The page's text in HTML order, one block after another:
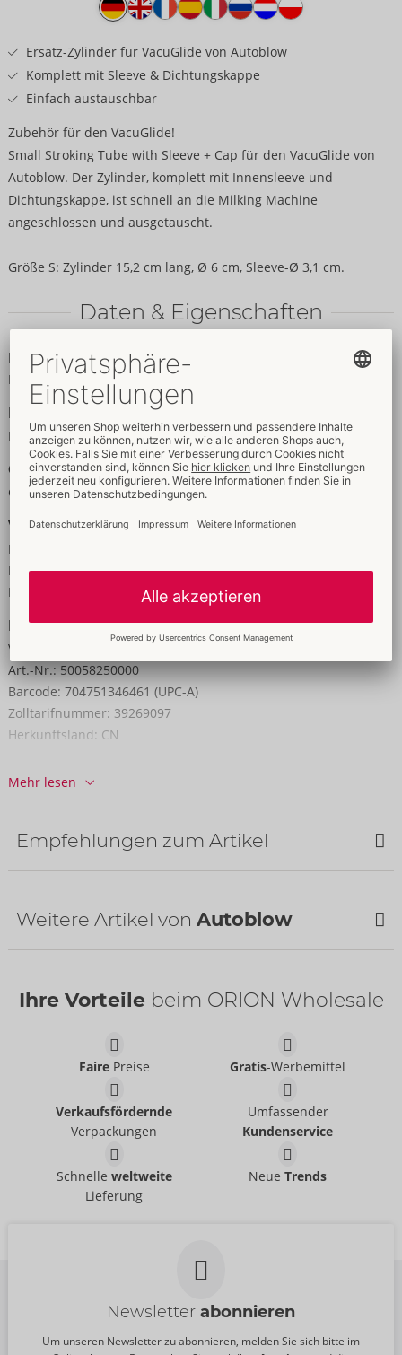
Ersatz-Zylinder für VacuGlide von Autoblow
Komplett mit Sleeve & Dichtungskappe
Einfach austauschbar
Zubehör für den VacuGlide!
Small Stroking Tube with Sleeve + Cap für den VacuGlide von
Autoblow. Der Zylinder, komplett mit Innensleeve und
Dichtungskappe, ist schnell an die Milking Machine
angeschlossen und ausgetauscht.
Größe S: Zylinder 15,2 cm lang, Ø 6 cm, Sleeve-Ø 3,1 cm.
Daten & Eigenschaften
Eigenschaften
Für Männer
Daten
Farbe: schwarz
Größe
Gewicht: 220 g
Verpackung
Breite:
Höhe: 9,5 cm
Länge:
Informationen
VE / Karton:
Art.-Nr.: 50058250000
Barcode: 704751346461 (UPC-A)
Zolltarifnummer: 39269097
Herkunftsland: CN
nächste Lieferung:
Mehr lesen
Empfehlungen zum Artikel
Wasserbasierend
- ORION Brand
06100620000
39,95 €
Weitere Artikel von Autoblow
VacuGlide Silicone
Sleeve
VacuGlide 2
Autoblow
Ihre Vorteile beim ORION Wholesale
FairePreise Gratis-Werbemittel
Verkaufsfördernde
Verpackungen
Umfassender
Kundenservice
Schnelle weltweite
Lieferung
NeueTrends
Newsletter abonnieren
Um unseren Newsletter zu abonnieren, melden Sie sich bitte im